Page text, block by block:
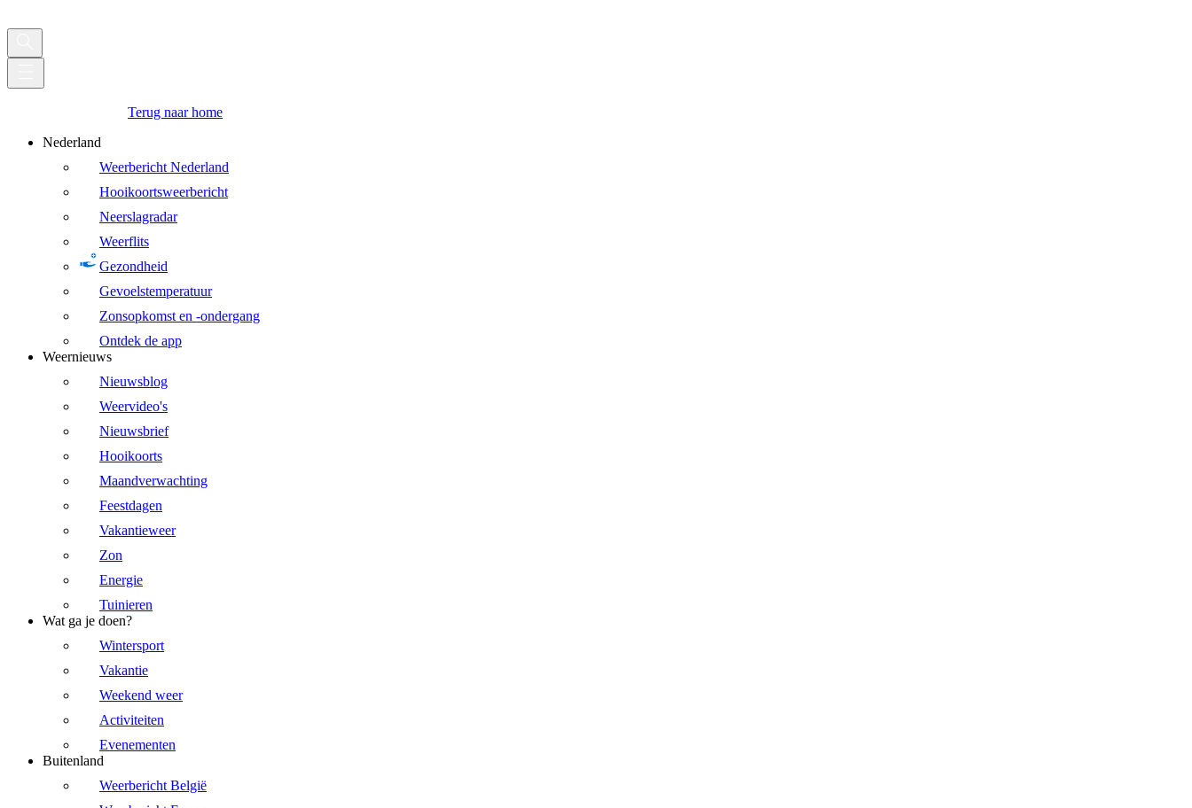
Terug naar home
Nederland
Weerbericht Nederland
Hooikoortsweerbericht
Neerslagradar
Weerflits
Gezondheid
Gevoelstemperatuur
Zonsopkomst en -ondergang
Ontdek de app
Weernieuws
Nieuwsblog
Weervideo's
Nieuwsbrief
Hooikoorts
Maandverwachting
Feestdagen
Vakantieweer
Zon
Energie
Tuinieren
Wat ga je doen?
Wintersport
Vakantie
Weekend weer
Activiteiten
Evenementen
Buitenland
Weerbericht België